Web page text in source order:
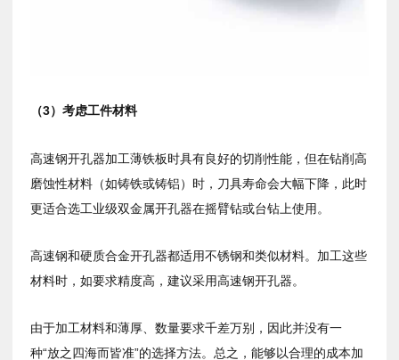
（3）考虑工件材料
高速钢开孔器加工薄铁板时具有良好的切削性能，但在钻削高
磨蚀性材料（如铸铁或铸铝）时，刀具寿命会大幅下降，此时
更适合选工业级双金属开孔器在摇臂钻或台钻上使用。
高速钢和硬质合金开孔器都适用不锈钢和类似材料。加工这些
材料时， 如要求精度高，建议采用高速钢开孔器。
由于加工材料和薄厚、数量要求千差万别，因此并没有一
种“放之四海而皆准”的选择方法。总之，能够以合理的成本加